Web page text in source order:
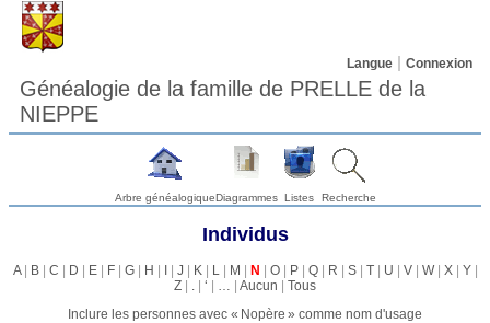
Langue Connexion
Généalogie de la famille de PRELLE de la
NIEPPE
Arbre généalogiqueDiagrammes Listes Recherche
Individus
A| B| C | D | E| F| G| H | I| J | K| L| M | N | O| P| Q| R | S| T| U | V| W| X| Y|
Z | . | ‘ | … | Aucun | Tous
Inclure les personnes avec « Nopère » comme nom d'usage